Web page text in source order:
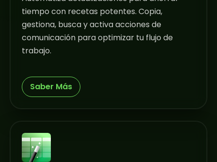
tiempo con recetas potentes. Copia,
gestiona, busca y activa acciones de
comunicación para optimizar tu flujo de
trabajo.
Saber Más